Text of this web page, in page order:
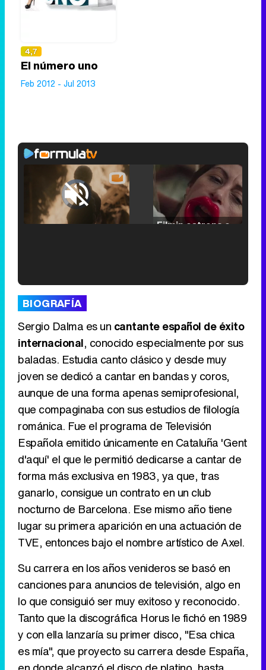
4,7
El número uno
Feb 2012 - Jul 2013
Video
Player
is
loading.
Unmute
/
Loaded
0.00%
Canción ganadora de Eurovisión 2026: DARA con "Bangaranga" por Bulgaria
BIOGRAFÍA
Sergio Dalma es un cantante español de éxito
internacional, conocido especialmente por sus
baladas. Estudia canto clásico y desde muy
joven se dedicó a cantar en bandas y coros,
aunque de una forma apenas semiprofesional,
que compaginaba con sus estudios de filología
románica. Fue el programa de Televisión
Española emitido únicamente en Cataluña 'Gent
d'aquí' el que le permitió dedicarse a cantar de
forma más exclusiva en 1983, ya que, tras
ganarlo, consigue un contrato en un club
nocturno de Barcelona. Ese mismo año tiene
lugar su primera aparición en una actuación de
TVE, entonces bajo el nombre artístico de Axel.
Su carrera en los años venideros se basó en
canciones para anuncios de televisión, algo en
lo que consiguió ser muy exitoso y reconocido.
Tanto que la discográfica Horus le fichó en 1989
y con ella lanzaría su primer disco, "Esa chica
es mía", que proyecto su carrera desde España,